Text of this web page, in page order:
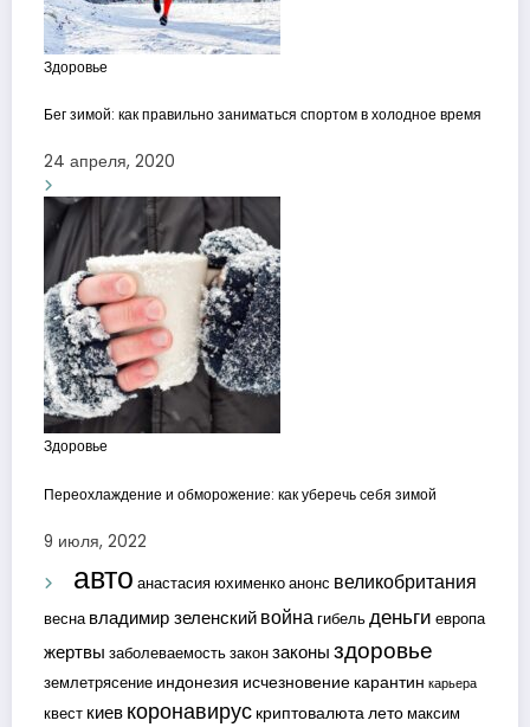
Здоровье
Бег зимой: как правильно заниматься спортом в холодное время
24 апреля, 2020
Здоровье
Переохлаждение и обморожение: как уберечь себя зимой
9 июля, 2022
авто анастасия юхименкоанонс великобритания
весна владимир зеленскийвойнагибельденьги европа
жертвы заболеваемостьзаконзаконыздоровье
землетрясение индонезия исчезновение карантин карьера
квест киевкоронавирус криптовалюталетомаксим